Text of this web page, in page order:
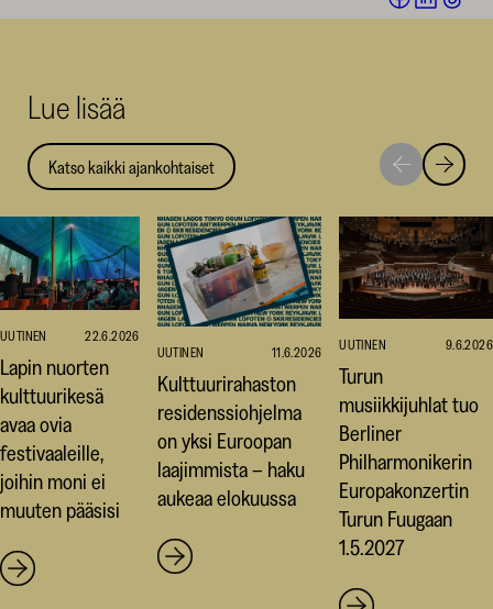
Lue lisää
Katso kaikki ajankohtaiset
Siirry
seuraavaan
Siirry
UUTINEN 22.6.2026
Lapin nuorten
kulttuurikesä
avaa ovia
festivaaleille,
joihin moni ei
muuten pääsisi
UUTINEN 11.6.2026
Kulttuurirahaston
residenssiohjelma
on yksi Euroopan
laajimmista – haku
aukeaa elokuussa
UUTINEN 9.6.2026
Turun
musiikkijuhlat tuo
Berliner
Philharmonikerin
Europakonzertin
Turun Fuugaan
1.5.2027